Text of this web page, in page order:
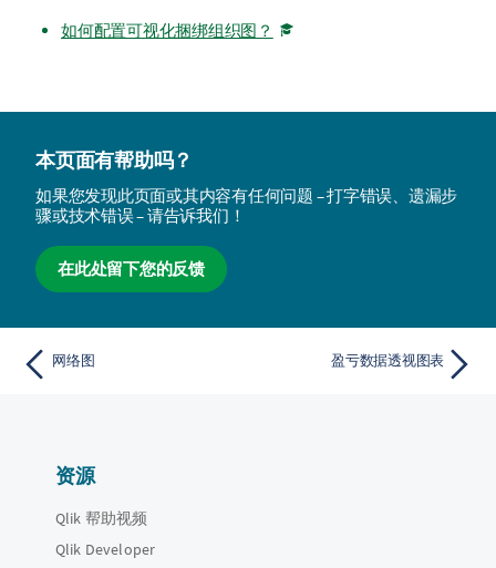
如何配置可视化捆绑组织图？
本页面有帮助吗？
如果您发现此页面或其内容有任何问题 – 打字错误、遗漏步
骤或技术错误 – 请告诉我们！
在此处留下您的反馈
网络图 盈亏数据透视图表
资源
Qlik 帮助视频
Qlik Developer